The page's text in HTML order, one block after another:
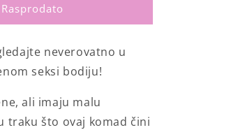
Crveni
Rasprodato
neverovatno u
seksi bodiju!
ali imaju malu
traku što ovaj komad čini